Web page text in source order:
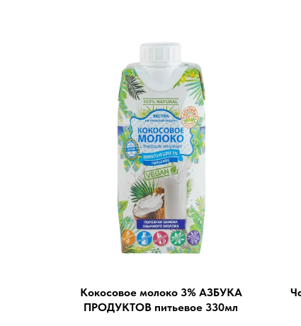
Кокосовое молоко 3% АЗБУКА
ПРОДУКТОВ питьевое 330мл